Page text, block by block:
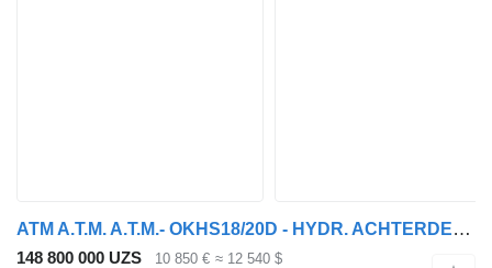
ATM A.T.M. A.T.M.- OKHS18/20D - HYDR. ACHTERDEUR
148 800 000 UZS 10 850 € ≈ 12 540 $